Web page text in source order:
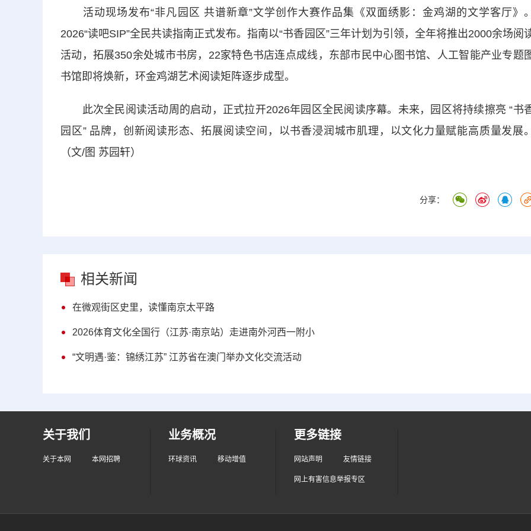
活动现场发布“非凡园区 共谱新章”文学创作大赛作品集《双面绣影：金鸡湖的文学客厅》。
2026“读吧SIP”全民共读指南正式发布。指南以“书香园区”三年计划为引领，全年将推出2000余场阅
活动，拓展350余处城市书房，22家特色书店连点成线，东部市民中心图书馆、人工智能产业专题
书馆即将焕新，环金鸡湖艺术阅读矩阵逐步成型。
此次全民阅读活动周的启动，正式拉开2026年园区全民阅读序幕。未来，园区将持续擦亮 “书
园区” 品牌，创新阅读形态、拓展阅读空间，以书香浸润城市肌理，以文化力量赋能高质量发展。
（文/图 苏园轩）
分享：
相关新闻
在微观街区史里，读懂南京太平路
2026体育文化全国行（江苏·南京站）走进南外河西一附小
“文明遇·鉴：锦绣江苏” 江苏省在澳门举办文化交流活动
关于我们
关于本网 本网招聘
业务概况
环球资讯 移动增值
更多链接
网站声明 友情链接
网上有害信息举报专区